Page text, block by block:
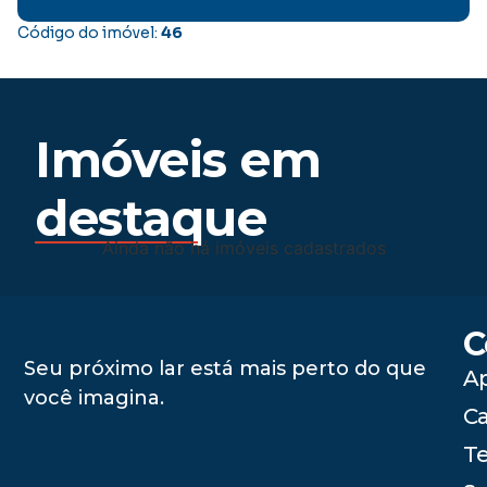
Código do imóvel: 46
Imóveis em
destaque
Ainda não há imóveis cadastrados
Seu próximo lar está mais perto do que
você imagina.